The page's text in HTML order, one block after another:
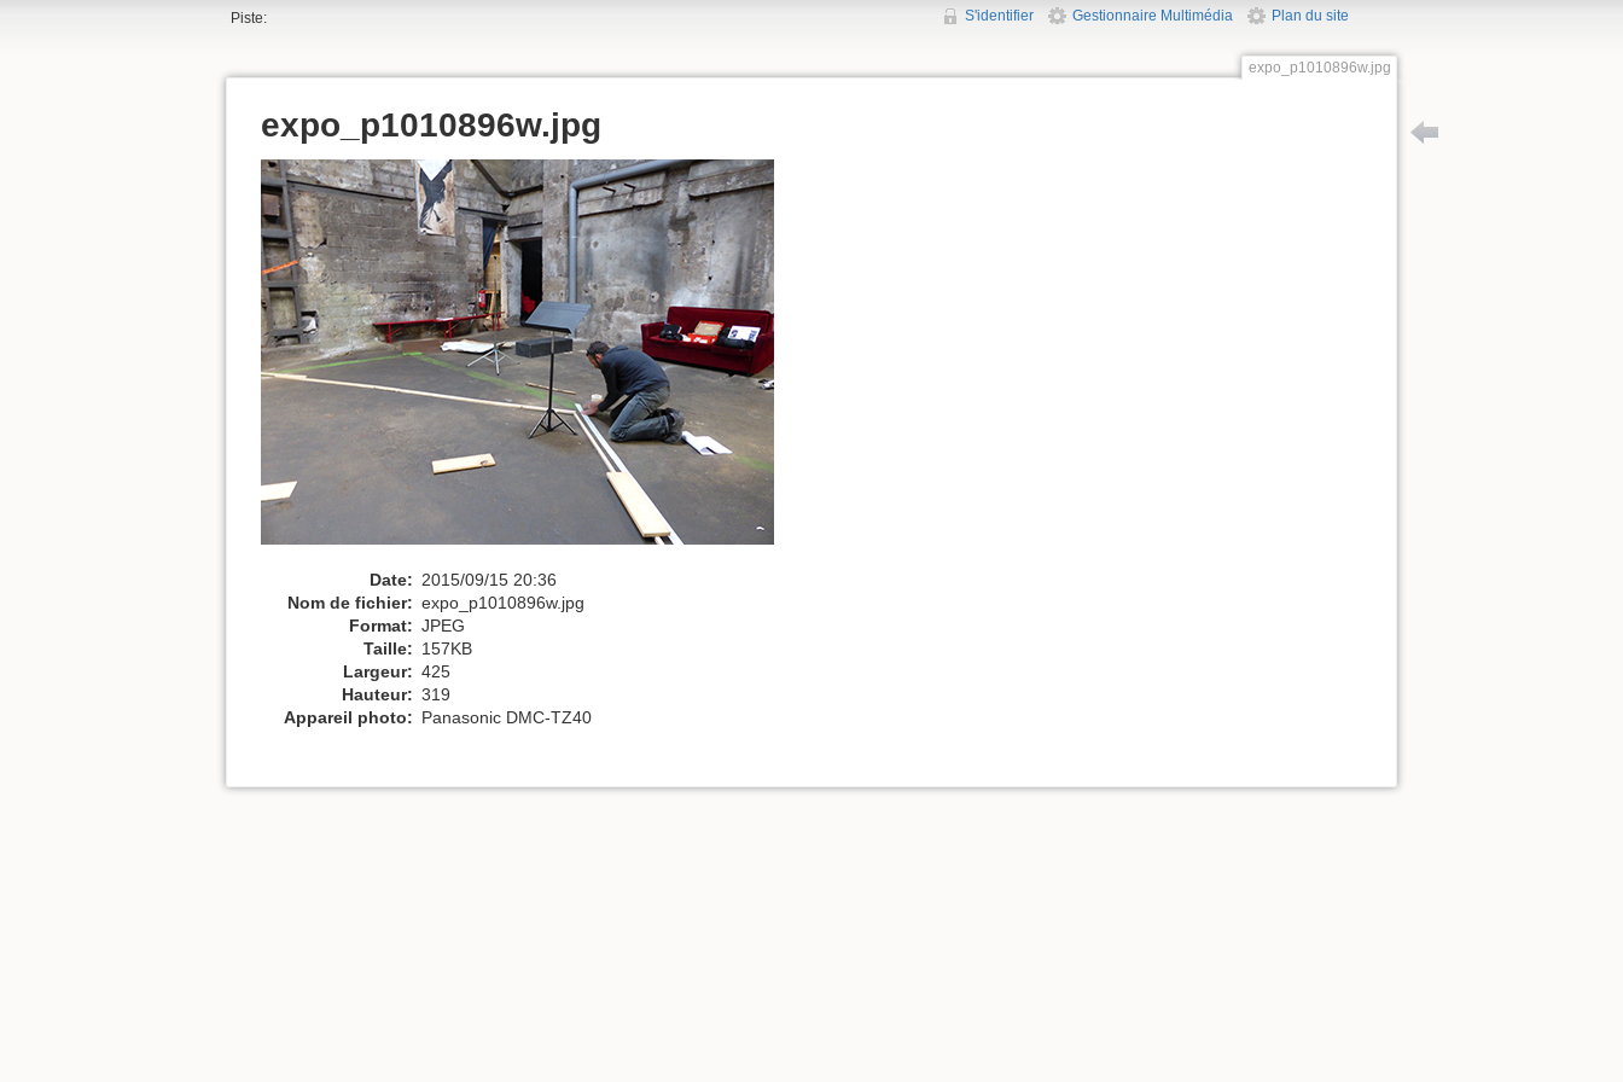
S'identifier Gestionnaire Multimédia Plan du site
Piste:
expo_p1010896w.jpg
expo_p1010896w.jpg
Date: 2015/09/15 20:36
Nom de fichier: expo_p1010896w.jpg
Format: JPEG
Taille: 157KB
Largeur: 425
Hauteur: 319
Appareil photo: Panasonic DMC-TZ40